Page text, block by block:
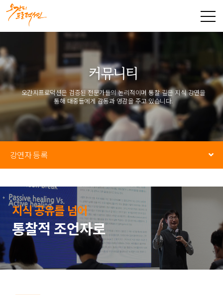
커뮤니티
오간지프로덕션은 검증된 전문가들의 논리적이며 통찰 깊은 지식 강연을
통해대중들에게 감동과 영감을 주고 있습니다.
강연자 등록
지식 공유를 넘어
통찰적 조언자로